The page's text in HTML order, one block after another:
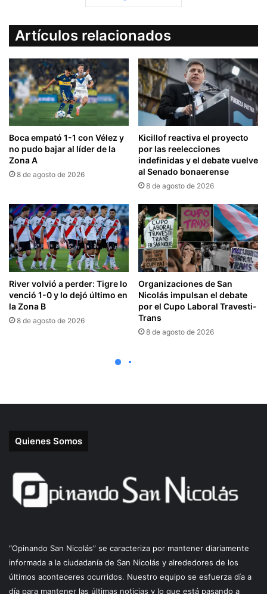
Quienes Somos
“Opinando San Nicolás” se caracteriza por mantener diariamente
informada a la ciudadanía de San Nicolás y alrededores de los
últimos aconteceres ocurridos. Nuestro equipo se esfuerza día a
día para mantener las últimas noticias y lo que está pasando a